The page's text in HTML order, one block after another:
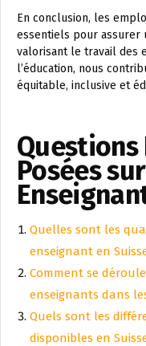
En conclusion, les
essentiels pour assurer
valorisant le travail des
l’éducation, nous
équitable, inclusive et
Questions
Posées
Quelles sont les
enseignant en
Comment se
enseignants dans
Quels sont les
disponibles en